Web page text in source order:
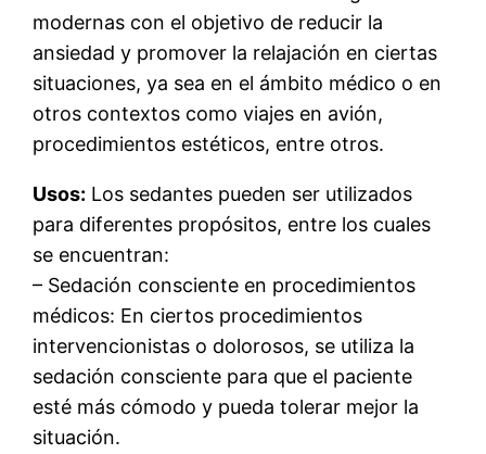
modernas con el objetivo de reducir la
ansiedad y promover la relajación en ciertas
situaciones, ya sea en el ámbito médico o en
otros contextos como viajes en avión,
procedimientos estéticos, entre otros.
Usos: Los sedantes pueden ser utilizados
para diferentes propósitos, entre los cuales
se encuentran:
– Sedación consciente en procedimientos
médicos: En ciertos procedimientos
intervencionistas o dolorosos, se utiliza la
sedación consciente para que el paciente
esté más cómodo y pueda tolerar mejor la
situación.